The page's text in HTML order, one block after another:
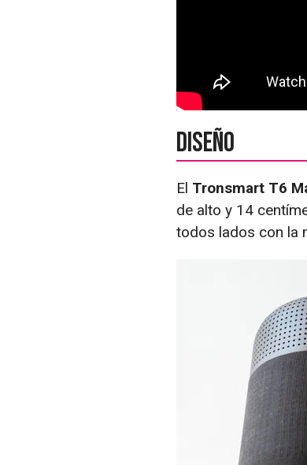
Diseño
El Tronsmart T6
de alto y 14
todos lados con la